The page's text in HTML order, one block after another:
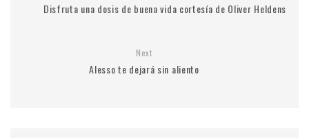
Disfruta una dosis de buena vida cortesía de Oliver Heldens
Next
Alesso te dejará sin aliento